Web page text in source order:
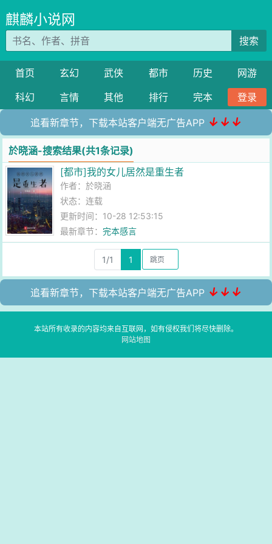
麒麟小说网
搜索
首页 玄幻 武侠 都市 历史
网游
科幻
言情 其他 排行 完本 登录
追看新章节，下载本站客户端无广告APP ↓↓↓
於晓涵-搜索结果(共1条记录)
[都市]我的女儿居然是重生者
作者：於晓涵
状态：连载
更新时间：10-28 12:53:15
最新章节：完本感言
1/1 1
追看新章节，下载本站客户端无广告APP ↓↓↓
本站所有收录的内容均来自互联网，如有侵权我们将尽快删除。
网站地图